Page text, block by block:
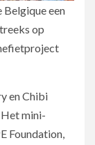
Belgique een
op
en Chibi
mini-
Foundation,